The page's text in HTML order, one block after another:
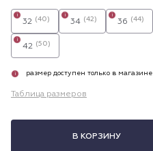
32 (40)
i
34 (42)
i
36 (44)
i
42 (50)
i
i размер доступен только в магазине
Таблица размеров
В КОРЗИНУ